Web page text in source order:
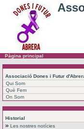
Pàgina principal
Associació Dones i Futur
Qui Som
Què Fem
On Som
Historial
Les nostres notícies